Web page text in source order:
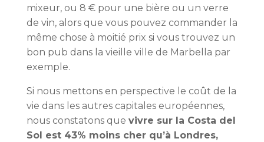
mixeur, ou 8 € pour une bière ou un verre
de vin, alors que vous pouvez commander la
même chose à moitié prix si vous trouvez un
bon pub dans la vieille ville de Marbella par
exemple.
Si nous mettons en perspective le coût de la
vie dans les autres capitales européennes,
nous constatons que vivre sur la Costa del
Sol est 43% moins cher qu’à Londres,